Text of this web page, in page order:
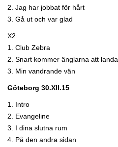
2. Jag har jobbat för hårt
3. Gå ut och var glad
X2:
1. Club Zebra
2. Snart kommer änglarna att landa
3. Min vandrande vän
Göteborg 30.XII.15
1. Intro
2. Evangeline
3. I dina slutna rum
4. På den andra sidan